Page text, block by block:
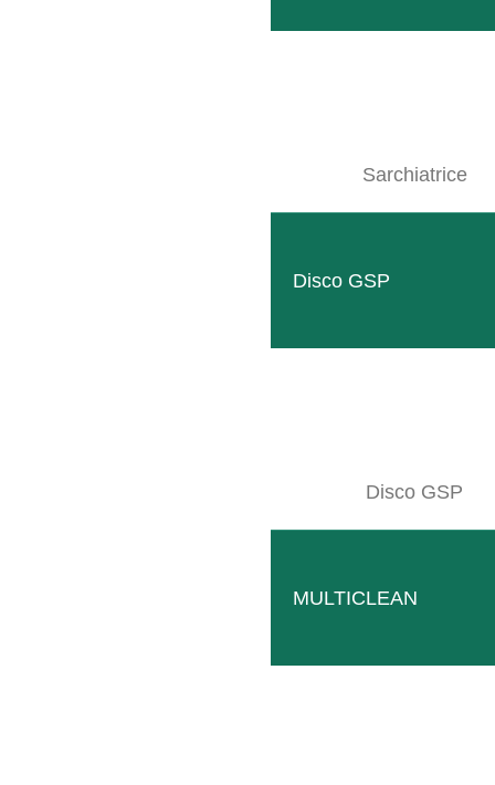
Sarchiatrice
Disco GSP
Disco GSP
MULTICLEAN